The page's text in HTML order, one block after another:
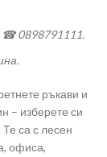
☎ 0898791111.
ръкави и
– изберете си
са с лесен
офиса,